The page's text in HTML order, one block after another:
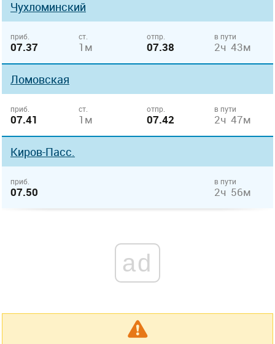
Чухломинский
приб.
07.37
ст.
1м
отпр.
07.38
в пути
2ч 43м
Ломовская
приб.
07.41
ст.
1м
отпр.
07.42
в пути
2ч 47м
Киров-Пасс.
приб.
07.50
в пути
2ч 56м
ad